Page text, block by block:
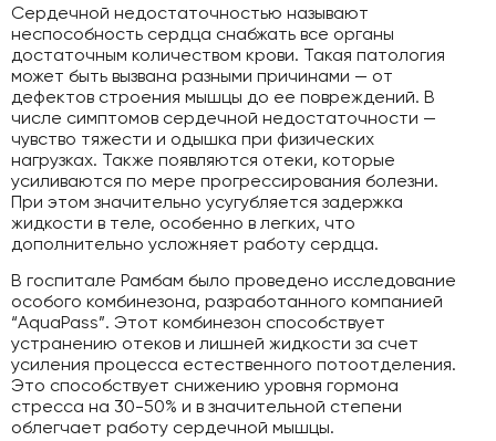
Сердечной недостаточностью называют
неспособность сердца снабжать все органы
достаточным количеством крови. Такая патология
может быть вызвана разными причинами — от
дефектов строения мышцы до ее повреждений. В
числе симптомов сердечной недостаточности —
чувство тяжести и одышка при физических
нагрузках. Также появляются отеки, которые
усиливаются по мере прогрессирования болезни.
При этом значительно усугубляется задержка
жидкости в теле, особенно в легких, что
дополнительно усложняет работу сердца.
В госпитале Рамбам было проведено исследование
особого комбинезона, разработанного компанией
“AquaPass”. Этот комбинезон способствует
устранению отеков и лишней жидкости за счет
усиления процесса естественного потоотделения.
Это способствует снижению уровня гормона
стресса на 30-50% и в значительной степени
облегчает работу сердечной мышцы.